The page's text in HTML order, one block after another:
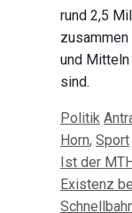
rund 2,5
und
sind.
Kategorien
Politik
Horn, Sport
Beitrags-
Navigation
Ist der
Existenz